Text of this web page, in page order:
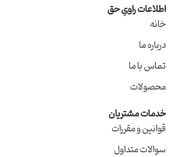
اطلاعات راویِ حق
خانه
درباره ما
تماس با ما
محصولات
خدمات مشتریان
قوانین و مقررات
سوالات متداول